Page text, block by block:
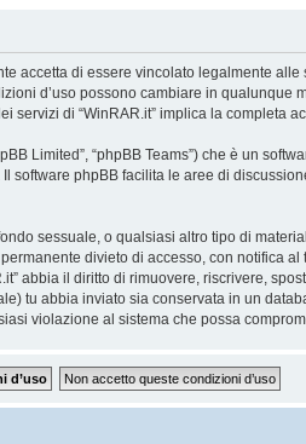
accetta di essere vincolato legalmente
d’uso possono cambiare in
di “WinRAR.it” implica la completa
Limited”, “phpBB Teams”) che è un
Il software phpBB facilita le aree di
sessuale, o qualsiasi altro tipo di
divieto di accesso, con notifica
abbia il diritto di rimuovere, riscrivere,
tu abbia inviato sia conservata in un
violazione al sistema che possa